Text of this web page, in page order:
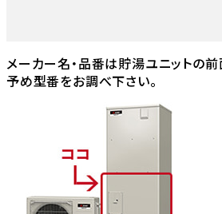
メーカー名・品番は貯湯ユニットの前
予め型番をお調べ下さい。